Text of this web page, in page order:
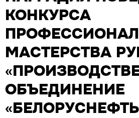
КОНКУРСА
МАСТЕРСТВА
ОБЪЕДИНЕНИЕ